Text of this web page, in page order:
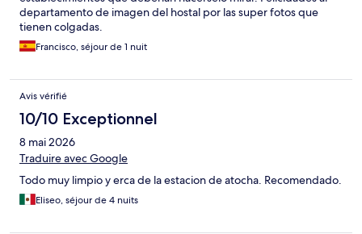
departamento de imagen del hostal por las super fotos que
tienen colgadas.
Francisco, séjour de 1 nuit
Avis vérifié
10/10 Exceptionnel
8 mai 2026
Traduire avec Google
Todo muy limpio y erca de la estacion de atocha. Recomendado.
Eliseo, séjour de 4 nuits